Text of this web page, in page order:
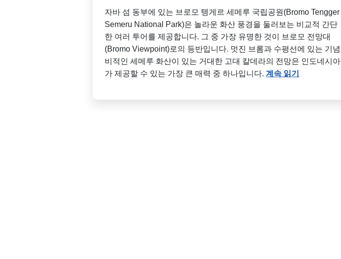
자바 섬 동부에 있는 브로모 텡게르 세메루 국립공원(Bromo Tengger
Semeru National Park)은 놀라운 화산 풍경을 둘러보는 비교적 간단
한 여러 투어를 제공합니다. 그 중 가장 유명한 것이 브로모 전망대
(Bromo Viewpoint)로의 등반입니다. 멋진 브롬과 수평선에 있는 기념
비적인 세메루 화산이 있는 거대한 고대 칼데라의 전망은 인도네시아
가 제공할 수 있는 가장 큰 매력 중 하나입니다. 계속 읽기